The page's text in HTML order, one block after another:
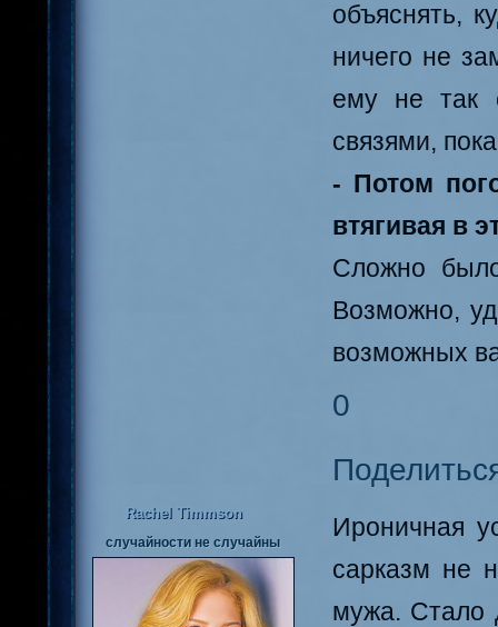
объяснять,
ничего не
ему не так
связями,
- Потом
втягивая в
Сложно
Возможно,
возможных
0
Rachel Timmson
случайности не случайны
Ироничная
сарказм не
мужа. Стало